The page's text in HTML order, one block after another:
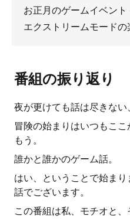
お正月のゲームイベント
エクストリームモードの
番組の振り返り
夜が更けても話は尽きない
冒険の始まりはいつもこ
もう。
誰かと誰かのゲーム話。
はい、ということで始ま
話でございます。
この番組は私、モチオと、